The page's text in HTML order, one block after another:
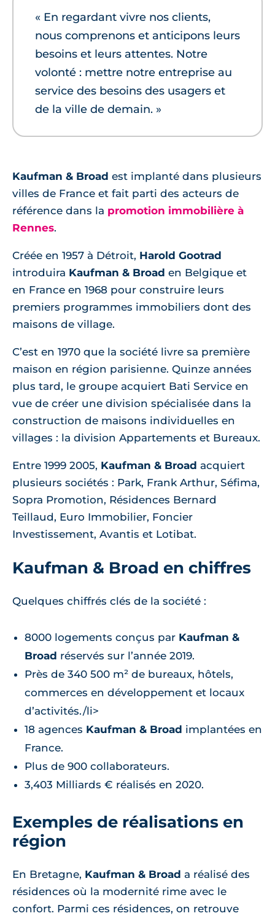
« En regardant vivre nos clients,
nous comprenons et anticipons leurs
besoins et leurs attentes. Notre
volonté : mettre notre entreprise au
service des besoins des usagers et
de la ville de demain. »
Kaufman & Broad est implanté dans plusieurs
villes de France et fait parti des acteurs de
référence dans la promotion immobilière à
Rennes.
Créée en 1957 à Détroit, Harold Gootrad
introduira Kaufman & Broad en Belgique et
en France en 1968 pour construire leurs
premiers programmes immobiliers dont des
maisons de village.
C’est en 1970 que la société livre sa première
maison en région parisienne. Quinze années
plus tard, le groupe acquiert Bati Service en
vue de créer une division spécialisée dans la
construction de maisons individuelles en
villages : la division Appartements et Bureaux.
Entre 1999 2005, Kaufman & Broad acquiert
plusieurs sociétés : Park, Frank Arthur, Séfima,
Sopra Promotion, Résidences Bernard
Teillaud, Euro Immobilier, Foncier
Investissement, Avantis et Lotibat.
Kaufman & Broad en chiffres
Quelques chiffrés clés de la société :
8000 logements conçus par Kaufman &
Broad réservés sur l’année 2019.
Près de 340 500 m² de bureaux, hôtels,
commerces en développement et locaux
d’activités./li>
18 agences Kaufman & Broad implantées en
France.
Plus de 900 collaborateurs.
3,403 Milliards € réalisés en 2020.
Exemples de réalisations en
région
En Bretagne, Kaufman & Broad a réalisé des
résidences où la modernité rime avec le
confort. Parmi ces résidences, on retrouve